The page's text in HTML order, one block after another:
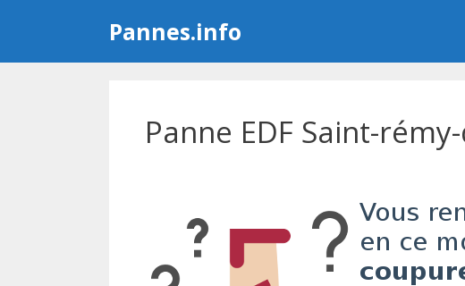
Pannes.info
Panne EDF Saint-